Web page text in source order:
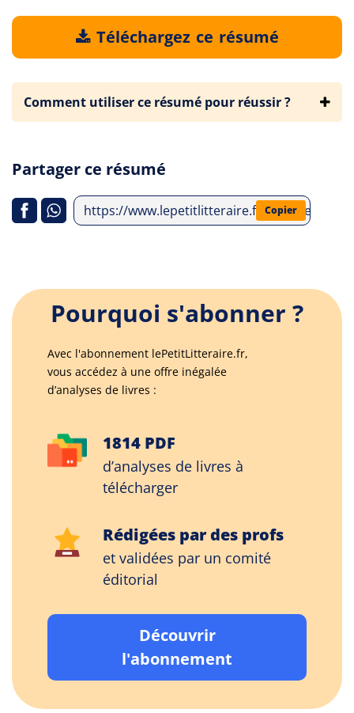
Téléchargez ce résumé
Comment utiliser ce résumé pour réussir ?
Partager ce résumé
https://www.lepetitlitteraire.fr/analyses-
Copier
Pourquoi s'abonner ?
Avec l'abonnement lePetitLitteraire.fr,
vous accédez à une offre inégalée
d’analyses de livres :
1814 PDF
d’analyses de livres à
télécharger
Rédigées par des profs
et validées par un comité
éditorial
Découvrir
l'abonnement